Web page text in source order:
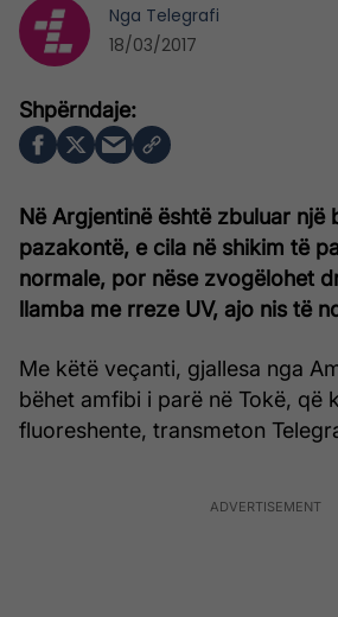
Në Argjentinë është zbuluar një
pazakontë, e cila në shikim të
normale, por nëse zvogëlohet
llamba me rreze UV, ajo nis të
Me këtë veçanti, gjallesa nga
bëhet amfibi i parë në Tokë, që
fluoreshente, transmeton
Nga Telegrafi
18/03/2017